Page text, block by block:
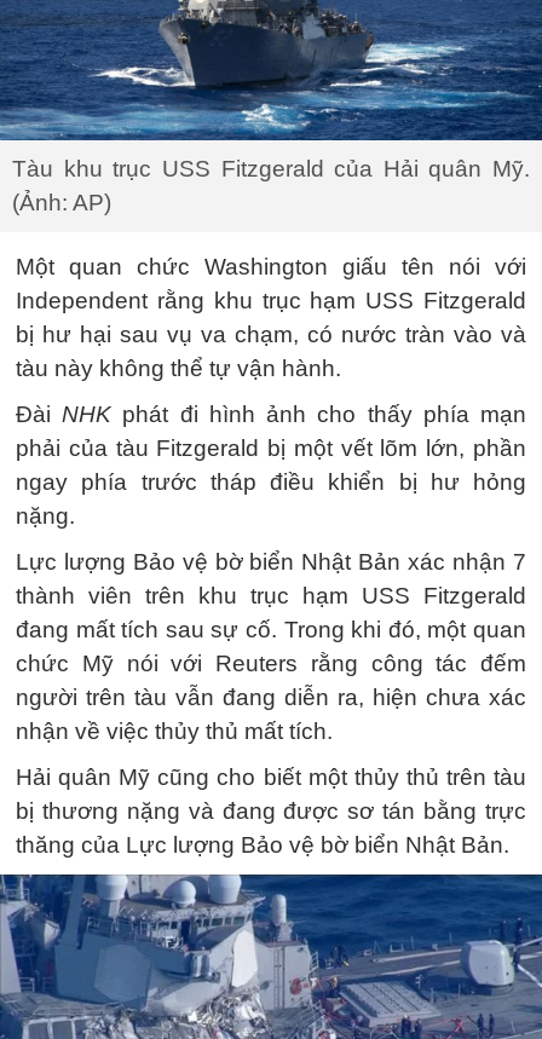
Tàu khu trục USS Fitzgerald của Hải quân Mỹ.
(Ảnh: AP)
Một quan chức Washington giấu tên nói với
Independent rằng khu trục hạm USS Fitzgerald
bị hư hại sau vụ va chạm, có nước tràn vào và
tàu này không thể tự vận hành.
ĐàiNHK phát đi hình ảnh cho thấy phía mạn
phải của tàu Fitzgerald bị một vết lõm lớn, phần
ngay phía trước tháp điều khiển bị hư hỏng
nặng.
Lực lượng Bảo vệ bờ biển Nhật Bản xác nhận 7
thành viên trên khu trục hạm USS Fitzgerald
đang mất tích sau sự cố. Trong khi đó, một quan
chức Mỹ nói với Reuters rằng công tác đếm
người trên tàu vẫn đang diễn ra, hiện chưa xác
nhận về việc thủy thủ mất tích.
Hải quân Mỹ cũng cho biết một thủy thủ trên tàu
bị thương nặng và đang được sơ tán bằng trực
thăng của Lực lượng Bảo vệ bờ biển Nhật Bản.